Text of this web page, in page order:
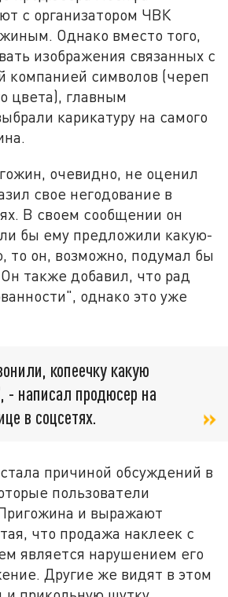
с организатором ЧВК
Однако вместо того,
изображения связанных с
компанией символов (череп
цвета), главным
карикатуру на самого
очевидно, не оценил
свое негодование в
В своем сообщении он
бы ему предложили какую-
то он, возможно, подумал бы
также добавил, что рад
однако это уже
копеечку какую
написал продюсер на
в соцсетях.
причиной обсуждений в
пользователи
и выражают
что продажа наклеек с
является нарушением его
Другие же видят в этом